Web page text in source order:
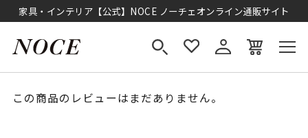
家具・インテリア【公式】NOCE ノーチェオンライン通販サイト
この商品のレビューはまだありません。